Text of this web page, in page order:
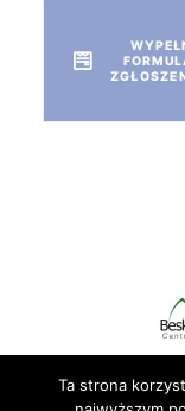
Ta strona